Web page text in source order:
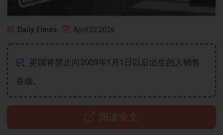
Daily Times April 22 2026
英国将禁止向2009年1月1日以后出生的人销售
香烟。
阅读全文